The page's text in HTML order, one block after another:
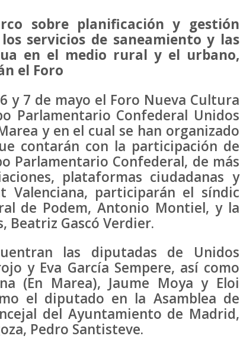
sobre planificación y gestión
servicios de saneamiento y las
en el medio rural y el urbano,
el Foro
y 7 de mayo el Foro Nueva Cultura
Parlamentario Confederal Unidos
y en el cual se han organizado
contarán con la participación de
Parlamentario Confederal, de más
plataformas ciudadanas y
Valenciana, participarán el síndic
de Podem, Antonio Montiel, y la
Beatriz Gascó Verdier.
las diputadas de Unidos
y Eva García Sempere, así como
(En Marea), Jaume Moya y Eloi
el diputado en la Asamblea de
del Ayuntamiento de Madrid,
Pedro Santisteve.